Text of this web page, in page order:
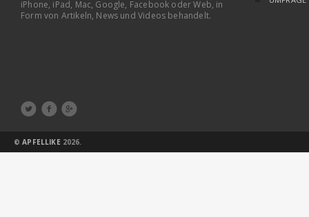
iPhone, iPad, Mac, Google, Facebook oder Web, in
Form von Artikeln, News und Videos behandelt.
  
©APFELLIKE 2026.